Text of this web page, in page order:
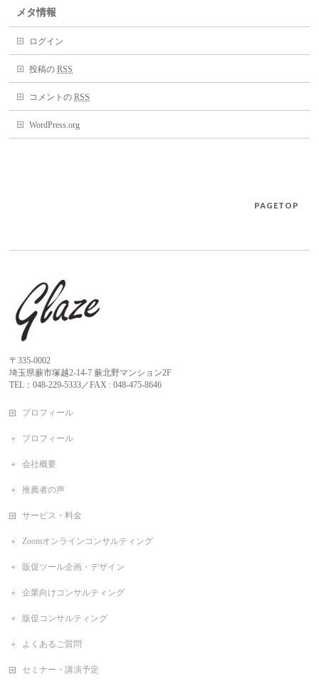
メタ情報
ログイン
投稿のRSS
コメントのRSS
WordPress.org
PAGETOP
〒335-0002
埼玉県蕨市塚越2-14-7 蕨北野マンション2F
TEL：048-229-5333／FAX : 048-475-8646
プロフィール
プロフィール
会社概要
推薦者の声
サービス・料金
Zoomオンラインコンサルティング
販促ツール企画・デザイン
企業向けコンサルティング
販促コンサルティング
よくあるご質問
セミナー・講演予定